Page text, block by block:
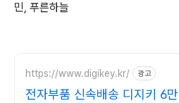
민, 푸른하늘
https://www.digikey.kr/ 광고
전자부품 신속배송 디지키 6